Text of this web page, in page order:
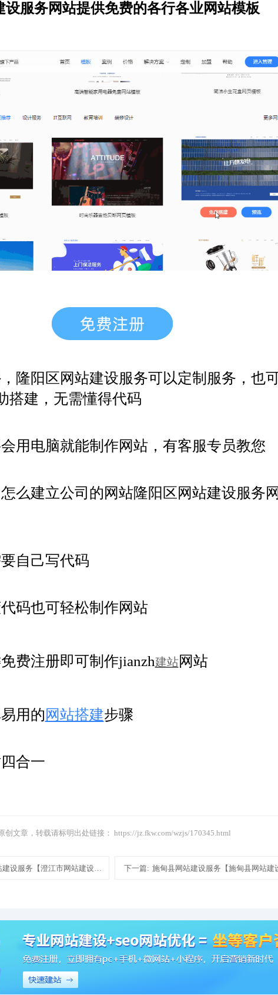
设服务网站提供免费的各行各业网站模板
隆阳区网站建设服务可以定制服务，也
搭建，无需懂得代码
用电脑就能制作网站，有客服专员教您
么建立公司的网站隆阳区网站建设服务
自己写代码
码也可轻松制作网站
费注册即可制作jianzh建站网站
用的 网站搭建步骤
合一
创文章，转载请标明出处链接： https://jz.fkw.com/wzjs/170345.html
建设服务【澄江市网站建设服务网站建设设计制作模板建站】
下一篇: 施甸县网站建设服务【施甸县网站